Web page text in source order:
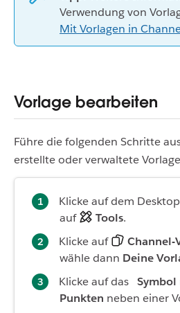
Verwendung von
Mit Vorlagen in
Vorlage bearbeiten
Führe die folgenden Schritte
erstellte oder verwaltete
Klicke auf dem
auf
Tools.
Klicke auf
Channel-
wähle dann Deine
Klicke auf das
Punkten neben einer